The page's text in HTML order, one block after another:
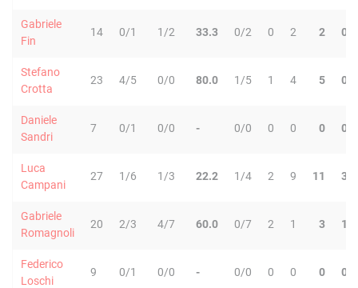
Gabriele
Fin
14 0/1 1/2 33.3 0/2 0 2 2 0
Stefano
Crotta
23 4/5 0/0 80.0 1/5 1 4 5 0
Daniele
Sandri
7 0/1 0/0 - 0/0 0 0 0 0
Luca
Campani
27 1/6 1/3 22.2 1/4 2 9 11 3
Gabriele
Romagnoli
20 2/3 4/7 60.0 0/7 2 1 3 1
Federico
Loschi
9 0/1 0/0 - 0/0 0 0 0 0